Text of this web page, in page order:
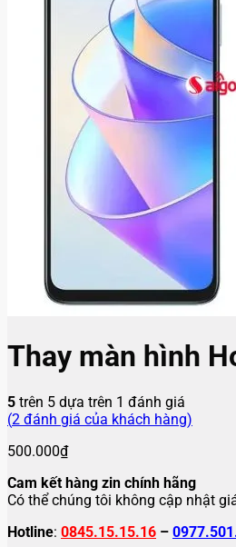
Thay màn hình
5 trên 5 dựa trên 1 đánh giá
(2 đánh giá của khách hàng)
500.000₫
Cam kết hàng zin chính hãng
Có thể chúng tôi không cập nhật
Hotline: 0845.15.15.16 –